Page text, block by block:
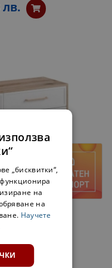
лв.
/ БЯЛО
„бисквитки“,
на
на
Научете